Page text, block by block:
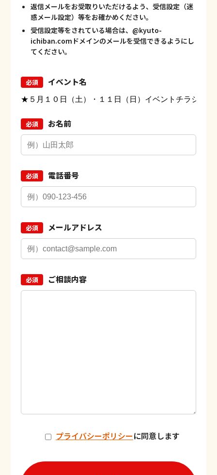
返信メールをお受取りいただけるよう、受信設定（迷
惑メール設定）等をお確かめください。
受信設定等をされている場合は、@kyuto-
ichiban.comドメインのメールを受信できるようにし
てください。
必須 イベント名
必須 お名前
必須 電話番号
必須 メールアドレス
必須 ご相談内容
プライバシーポリシーに同意します